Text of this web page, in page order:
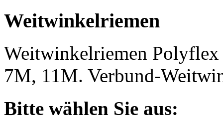
Weitwinkelriemen
Weitwinkelriemen
7M, 11M. Verbund-
Bitte wählen Sie aus: